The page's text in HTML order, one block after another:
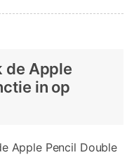
de Apple
in op
Apple Pencil Double